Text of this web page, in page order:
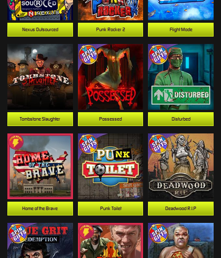
Home of the Brave
Tombstone Slaughter
Punk Rocker 2
Deadwood R.I.P
Nexus Outsourced Flight Mode
Punk Toilet
Possessed Disturbed